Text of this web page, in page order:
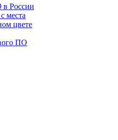
в России
места
цвете
ПО